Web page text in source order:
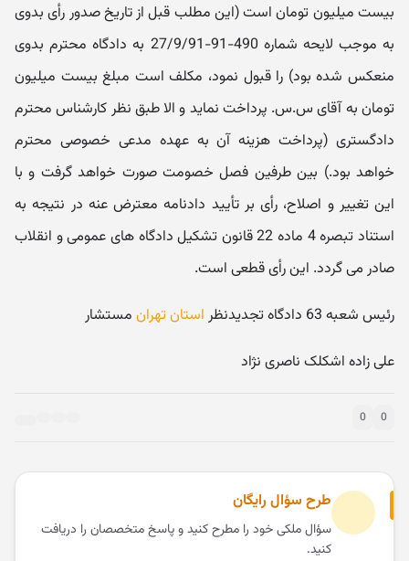
بیست میلیون تومان است (این مطلب قبل از تاریخ صدور رأی بدوی
به موجب لایحه شماره 490-91-27/9/91 به دادگاه محترم بدوی
منعکس شده بود) را قبول نمود، مکلف است مبلغ بیست میلیون
تومان به آقای س.س. پرداخت نماید و الا طبق نظر کارشناس محترم
دادگستری (پرداخت هزینه آن به عهده مدعی خصوصی محترم
خواهد بود.) بین طرفین فصل خصومت صورت خواهد گرفت و با
این تغییر و اصلاح، رأی بر تأیید دادنامه معترض عنه در نتیجه به
استناد تبصره 4 ماده 22 قانون تشکیل دادگاه های عمومی و انقلاب
صادر می گردد. این رأی قطعی است.
رئیس شعبه 63 دادگاه تجدیدنظر استان تهران مستشار
علی زاده اشکلک ناصری نژاد
0
0
طرح سؤال رایگان
سؤال ملکی خود را مطرح کنید و پاسخ متخصصان را دریافت
کنید.